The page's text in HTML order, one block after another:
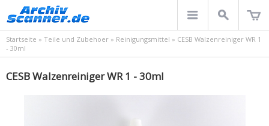
Startseite » Teile und Zubehoer » Reinigungsmittel » CESB Walzenreiniger WR 1
- 30ml
CESB Walzenreiniger WR 1 - 30ml